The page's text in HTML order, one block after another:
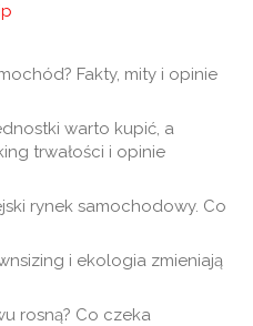
Fakty, mity i opinie
warto kupić, a
trwałości i opinie
rynek samochodowy. Co
i ekologia zmieniają
rosną? Co czeka